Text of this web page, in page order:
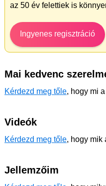
az 50 év felettiek is
Ingyenes regisztráció
Mai kedvenc
Kérdezd meg tőle, hogy mi
Videók
Kérdezd meg tőle, hogy mik
Jellemzőim